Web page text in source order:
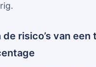
de risico’s van een